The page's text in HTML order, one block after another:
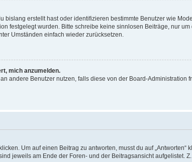
erstellt hast oder identifizieren bestimmte Benutzer wie
festgelegt wurden. Bitte schreibe keine sinnlosen Beiträge, nur
Umständen einfach wieder zurücksetzen.
mich anzumelden.
andere Benutzer nutzen, falls diese von der Board-Administration
Um auf einen Beitrag zu antworten, musst du auf
jeweils am Ende der Foren- und der Beitragsansicht aufgelistet. Z.